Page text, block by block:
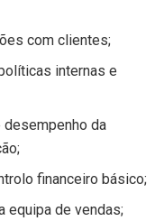
com clientes;
internas e
desempenho da
financeiro básico;
equipa de vendas;